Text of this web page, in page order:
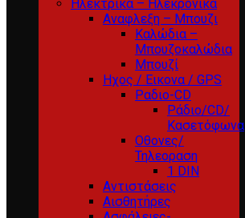
Ηλεκτρικά – Ηλεκρονικά
Αναφλεξη – Μπουζι
Καλώδια –
Μπουζοκαλώδια
Μπουζί
Ηχος / Εικονα / GPS
Ραδιο-CD
Ράδιο/CD/
Κασετόφωνα
Οθονες/
Τηλεοραση
1 DIN
Αντιστάσεις
Αισθητήρες